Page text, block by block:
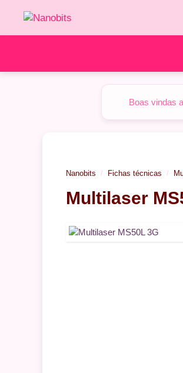
o
Boas vindas
Nanobits Fichas técnicas
Multilaser